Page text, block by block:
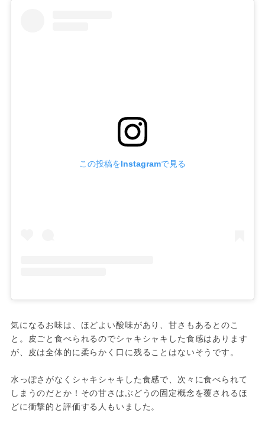
この投稿をInstagramで見る
気になるお味は、ほどよい酸味があり、甘さもあるとのこ
と。皮ごと食べられるのでシャキシャキした食感はあります
が、皮は全体的に柔らかく口に残ることはないそうです。
水っぽさがなくシャキシャキした食感で、次々に食べられて
しまうのだとか！その甘さはぶどうの固定概念を覆されるほ
どに衝撃的と評価する人もいました。